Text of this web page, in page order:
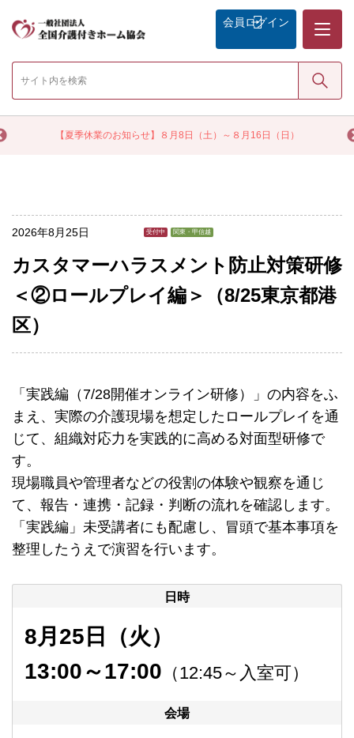
【夏季休業のお知らせ】８月8日（土）～８月16日（日）
会員 ログイン
検索
2026年8月25日 受付中 関東・甲信越
カスタマーハラスメント防止対策研修
＜②ロールプレイ編＞（8/25東京都港
区）
「実践編（7/28開催オンライン研修）」の内容をふ
まえ、実際の介護現場を想定したロールプレイを通
じて、組織対応力を実践的に高める対面型研修で
す。
現場職員や管理者などの役割の体験や観察を通じ
て、報告・連携・記録・判断の流れを確認します。
「実践編」未受講者にも配慮し、冒頭で基本事項を
整理したうえで演習を行います。
日時
8月25日（火）
13:00～17:00 （12:45～入室可）
会場